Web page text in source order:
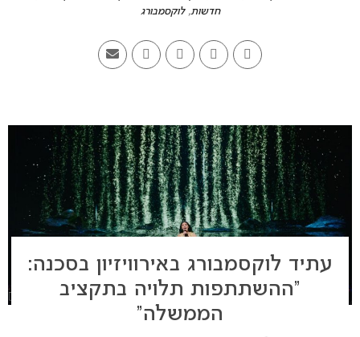
חדשות,לוקסמבורג
עתיד לוקסמבורג באירוויזיון בסכנה:
“ההשתתפות תלויה בתקציב
הממשלה”